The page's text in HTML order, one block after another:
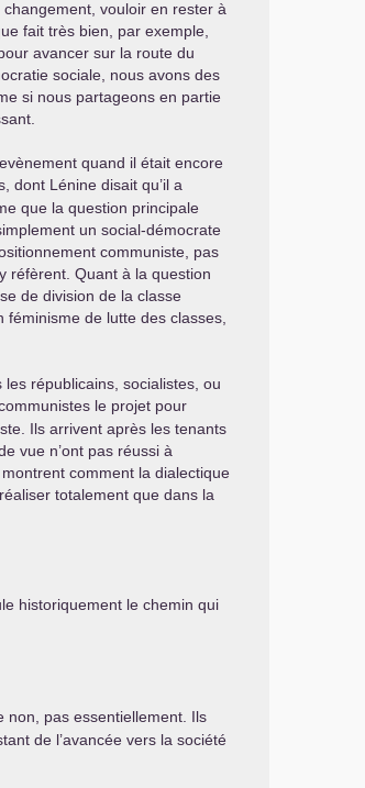
vouloir en rester à
fait très bien, par exemple,
avancer sur la route du
sociale, nous avons des
si nous partageons en partie
quand il était encore
dont Lénine disait qu’il a
que la question principale
un social-démocrate
communiste, pas
réfèrent. Quant à la question
de division de la classe
de lutte des classes,
républicains, socialistes, ou
le projet pour
Ils arrivent après les tenants
vue n’ont pas réussi à
comment la dialectique
totalement que dans la
historiquement le chemin qui
non, pas essentiellement. Ils
de l’avancée vers la société